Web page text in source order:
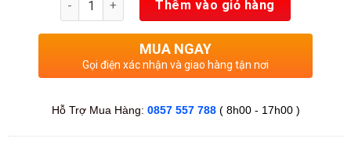
Thêm vào giỏ hàng
MUA NGAY
Gọi điện xác nhận và giao hàng tận nơi
Hỗ Trợ Mua Hàng: 0857 557 788 ( 8h00 - 17h00 )